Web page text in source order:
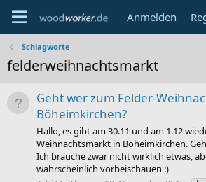
Anmelden
Schlagworte
felderweihnachtsmarkt
Geht wer zum Felder-
Böheimkirchen?
Hallo, es gibt am 30.11 und am 1.12
Weihnachtsmarkt in Böheimkirchen.
Ich brauche zwar nicht wirklich etwas,
wahrscheinlich vorbeischauen :)